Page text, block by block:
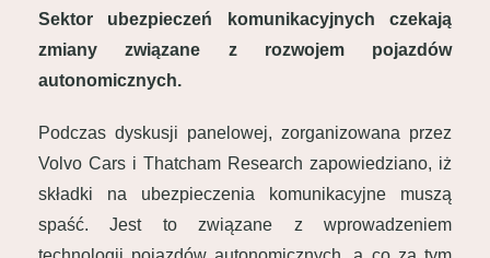
Sektor ubezpieczeń komunikacyjnych czekają
zmiany związane z rozwojem pojazdów
autonomicznych.
Podczas dyskusji panelowej, zorganizowana przez
Volvo Cars i Thatcham Research zapowiedziano, iż
składki na ubezpieczenia komunikacyjne muszą
spaść. Jest to związane z wprowadzeniem